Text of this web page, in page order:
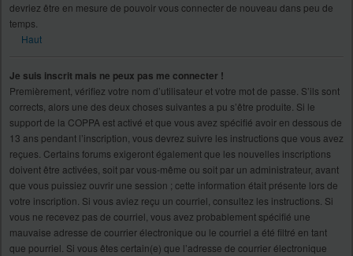
devriez être en mesure de pouvoir vous connecter de nouveau dans peu de
temps.
Haut
Je suis inscrit mais ne peux pas me connecter !
Premièrement, vérifiez votre nom d’utilisateur et votre mot de passe. S’ils sont
corrects, alors une des deux choses suivantes a pu s’être produite. Si le
support de la COPPA est activé et que vous avez spécifié avoir en dessous de
13 ans pendant l’inscription, vous devrez suivre les instructions que vous avez
reçues. Certains forums exigeront également que les nouvelles inscriptions
doivent être activées, soit par vous-même ou soit par un administrateur, avant
que vous puissiez ouvrir une session ; cette information était présente lors de
votre inscription. Si vous aviez reçu un courriel, consultez les instructions. Si
vous ne recevez pas de courriel, vous avez probablement spécifié une
mauvaise adresse de courrier électronique ou le courriel a été filtré en tant
que pourriel. Si vous êtes certain(e) que l’adresse de courrier électronique